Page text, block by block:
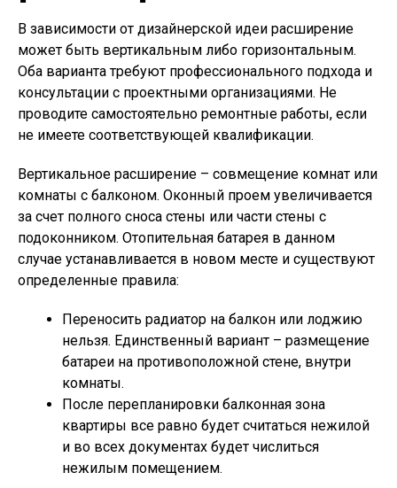
В зависимости от дизайнерской идеи расширение
может быть вертикальным либо горизонтальным.
Оба варианта требуют профессионального подхода и
консультации с проектными организациями. Не
проводите самостоятельно ремонтные работы, если
не имеете соответствующей квалификации.
Вертикальное расширение – совмещение комнат или
комнаты с балконом. Оконный проем увеличивается
за счет полного сноса стены или части стены с
подоконником. Отопительная батарея в данном
случае устанавливается в новом месте и существуют
определенные правила:
Переносить радиатор на балкон или лоджию
нельзя. Единственный вариант – размещение
батареи на противоположной стене, внутри
комнаты.
После перепланировки балконная зона
квартиры все равно будет считаться нежилой
и во всех документах будет числиться
нежилым помещением.